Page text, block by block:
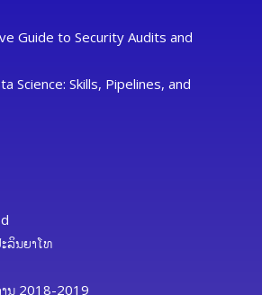
Guide to Security Audits and
Science: Skills, Pipelines, and
ລິນຍາໂທ
ານ 2018-2019